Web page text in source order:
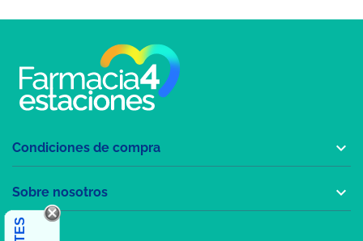
Condiciones de compra 
Sobre nosotros 